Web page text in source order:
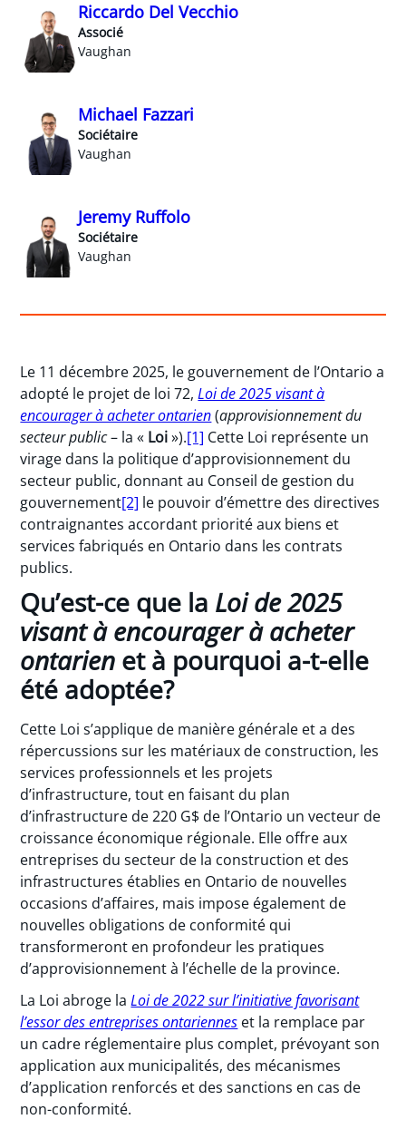
Riccardo Del Vecchio
Associé
Vaughan
Michael Fazzari
Sociétaire
Vaughan
Jeremy Ruffolo
Sociétaire
Vaughan
Le 11 décembre 2025, le gouvernement de l’Ontario a
adopté le projet de loi 72,Loi de 2025 visant à
encourager à acheter ontarien(approvisionnement du
secteur public– la « Loi»).[1] Cette Loi représente un
virage dans la politique d’approvisionnement du
secteur public, donnant au Conseil de gestion du
gouvernement[2] le pouvoir d’émettre des directives
contraignantes accordant priorité aux biens et
services fabriqués en Ontario dans les contrats
publics.
Qu’est-ce que la Loi de 2025
visant à encourager à acheter
ontarien et à pourquoi a-t-elle
été adoptée?
Cette Loi s’applique de manière générale et a des
répercussions sur les matériaux de construction, les
services professionnels et les projets
d’infrastructure, tout en faisant du plan
d’infrastructure de 220 G$ de l’Ontario un vecteur de
croissance économique régionale. Elle offre aux
entreprises du secteur de la construction et des
infrastructures établies en Ontario de nouvelles
occasions d’affaires, mais impose également de
nouvelles obligations de conformité qui
transformeront en profondeur les pratiques
d’approvisionnement à l’échelle de la province.
La Loi abroge laLoi de 2022 sur l’initiative favorisant
l’essor des entreprises ontariennes et la remplace par
un cadre réglementaire plus complet, prévoyant son
application aux municipalités, des mécanismes
d’application renforcés et des sanctions en cas de
non-conformité.